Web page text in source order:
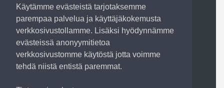
Käytämme evästeistä tarjotaksemme
parempaa palvelua ja käyttäjäkokemusta
verkkosivustollamme. Lisäksi hyödynnämme
evästeissä anonyymitietoa
verkkosivustomme käytöstä jotta voimme
tehdä niistä entistä paremmat.
LASKUTUSTIEDOT
Tietopartio Oy
Verkkolaskuosoite: 003723632721
Verkkolaskuoperaattori: 003723327487 (Apix
Messaging Oy)
Operaattoritunnus: DABAFIHH